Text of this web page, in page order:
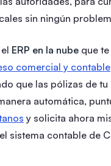
sin ningún
ERP en la nube que
comercial y contable
que las pólizas de
automática,
y solicita ahora
sistema contable de